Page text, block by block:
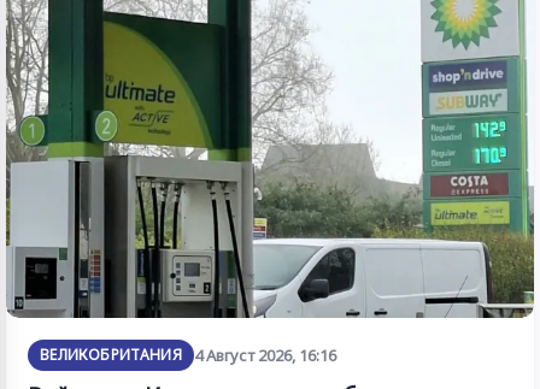
ВЕЛИКОБРИТАНИЯ 4 Август 2026, 16:16